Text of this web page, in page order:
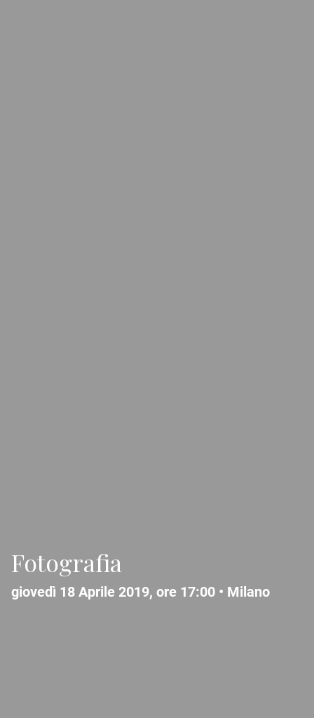
Fotografia
giovedì 18 Aprile 2019, ore 17:00 • Milano